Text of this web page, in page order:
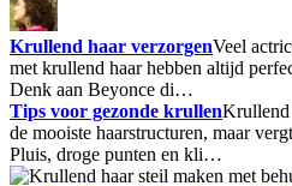
Krullend haar verzorgenVeel
met krullend haar hebben altijd
Denk aan Beyonce di…
Tips voor gezonde krullenKrullend
de mooiste haarstructuren, maar
Pluis, droge punten en kli…